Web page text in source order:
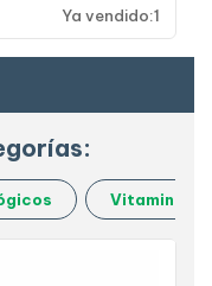
Ya vendido:1
Vitaminas